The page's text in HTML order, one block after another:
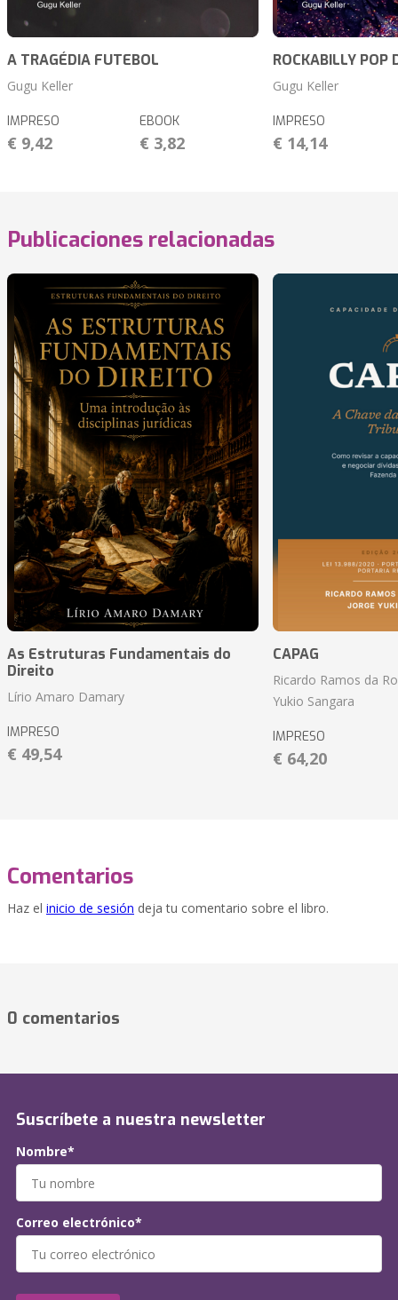
A TRAGÉDIA FUTEBOL
Gugu Keller
IMPRESO
€ 9,42
EBOOK
€ 3,82
ROCKABILLY POP
Gugu Keller
IMPRESO
€ 14,14
Publicaciones relacionadas
As Estruturas Fundamentais do
Direito
Lírio Amaro Damary
IMPRESO
€ 49,54
CAPAG
Ricardo Ramos da
Yukio Sangara
IMPRESO
€ 64,20
Comentarios
Haz el inicio de sesión deja tu comentario sobre el libro.
0 comentarios
Suscríbete a nuestra newsletter
Nombre*
Correo electrónico*